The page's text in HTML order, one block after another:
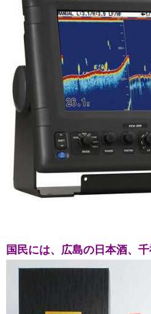
国民には、 広島の日本酒、